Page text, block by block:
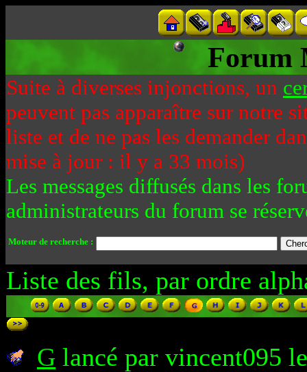
Forum
Suite à diverses injonctions, un
peuvent pas apparaître sur notre
liste et de ne pas les demander
mise à jour : il y a 33 mois)
Les messages diffusés dans les
administrateurs du forum se
Moteur de recherche :
Liste des fils, par ordre
G lancé par vincent095